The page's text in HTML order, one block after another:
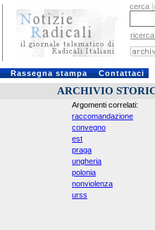
cerca
Rassegna stampa Contattaci
ARCHIVIO
Argomenti correlati:
raccomandazione
convegno
est
praga
ungheria
polonia
nonviolenza
urss